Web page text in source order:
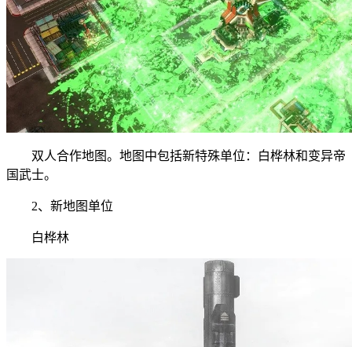
双人合作地图。地图中包括新特殊单位：白桦林和变异帝
国武士。
2、新地图单位
白桦林